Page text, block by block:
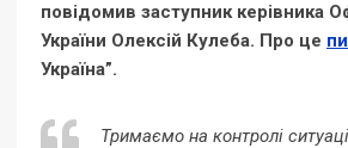
повідомив заступник керівника
України Олексій Кулеба. Про це
Україна”.
Тримаємо на контролі